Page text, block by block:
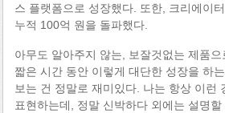
스 플랫폼으로 성장했다. 또한, 크리에이
누적 100억 원을 돌파했다.
아무도 알아주지 않는, 보잘것없는 제품
짧은 시간 동안 이렇게 대단한 성장을 하
보는 건 정말로 재미있다. 나는 항상 이런
표현하는데, 정말 신박하다 외에는 설명